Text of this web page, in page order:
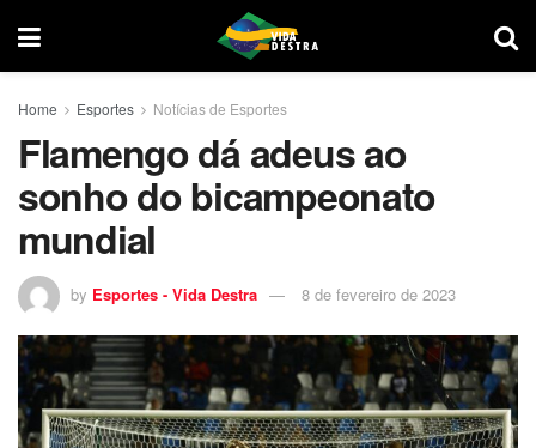
Home Esportes Notícias de Esportes
Flamengo dá adeus ao
sonho do bicampeonato
mundial
by Esportes - Vida Destra 8 de fevereiro de 2023